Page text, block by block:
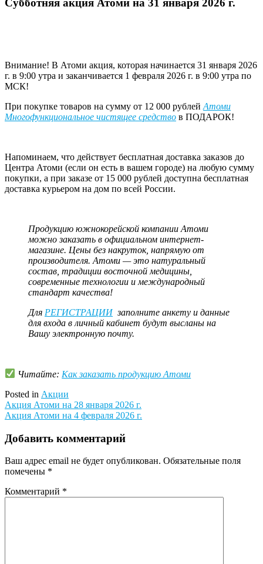
Субботняя акция Атоми на 31 января 2026 г.
Внимание! В Атоми акция, которая начинается 31 января 2026
г. в 9:00 утра и заканчивается 1 февраля 2026 г. в 9:00 утра по
МСК!
При покупке товаров на сумму от 12 000 рублейАтоми
Многофункциональное чистящее средство в ПОДАРОК!
Напоминаем, что действует бесплатная доставка заказов до
Центра Атоми (если он есть в вашем городе) на любую сумму
покупки, а при заказе от 15 000 рублей доступна бесплатная
доставка курьером на дом по всей России.
Продукцию южнокорейской компании Атоми
можно заказать в официальном интернет-
магазине. Цены без накруток, напрямую от
производителя. Атоми — это натуральный
состав, традиции восточной медицины,
современные технологии и международный
стандарт качества!
Для РЕГИСТРАЦИИзаполните анкету и данные
для входа в личный кабинет будут высланы на
Вашу электронную почту.
Читайте: Как заказать продукцию Атоми
Posted in Акции
Навигация
по
записям
Акция Атоми на 28 января 2026 г.
Акция Атоми на 4 февраля 2026 г.
Добавить комментарий
Ваш адрес email не будет опубликован. Обязательные поля
помечены *
Комментарий *